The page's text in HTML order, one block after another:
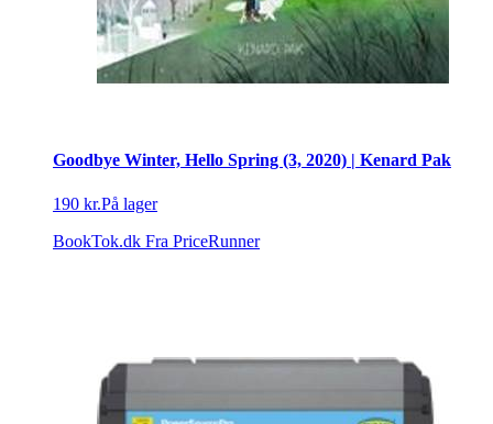
Goodbye Winter, Hello Spring (3, 2020) | Kenard Pak
190 kr.På lager
BookTok.dk Fra PriceRunner